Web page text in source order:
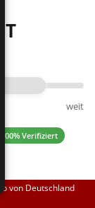
weit
100% Verifiziert
von Deutschland